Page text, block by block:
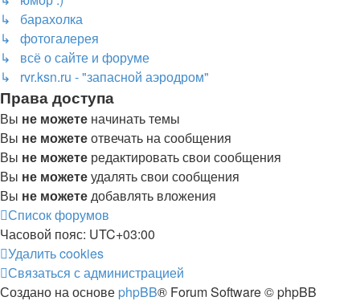
↳ барахолка
↳ фотогалерея
↳ всё о сайте и форуме
↳ rvr.ksn.ru - "запасной аэродром"
Права доступа
Вы не можете начинать темы
Вы не можетеотвечать на сообщения
Вы не можете редактировать свои сообщения
Вы не можетеудалять свои сообщения
Вы не можетедобавлять вложения
Список форумов
Часовой пояс: UTC+03:00
Удалить cookies
Связаться с администрацией
Создано на основе phpBB® Forum Software © phpBB